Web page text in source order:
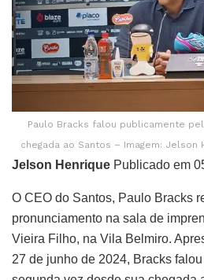
Paulo Bracks falou publicamente
chegada ao Santos – Imagem: Jelson
Jelson Henrique Publicado em
O CEO do Santos, Paulo Bracks
pronunciamento na sala de
Vieira Filho, na Vila Belmiro.
27 de junho de 2024, Bracks